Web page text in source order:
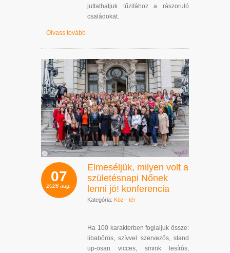
juttathatjuk tűzifához a rászoruló
családokat.
Olvass tovább
07
2026 aug.
Elmeséljük, milyen volt a
születésnapi Nőnek
lenni jó! konferencia
Kategória: Köz - tér
Ha 100 karakterben foglaljuk össze:
libabőrös, szívvel szervezős, stand
up-osan vicces, smink lesírós,